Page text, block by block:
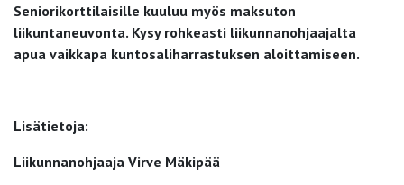
Seniorikorttilaisille kuuluu myös maksuton
liikuntaneuvonta. Kysy rohkeasti liikunnanohjaajalta
apua vaikkapa kuntosaliharrastuksen aloittamiseen.
Lisätietoja:
Liikunnanohjaaja Virve Mäkipää